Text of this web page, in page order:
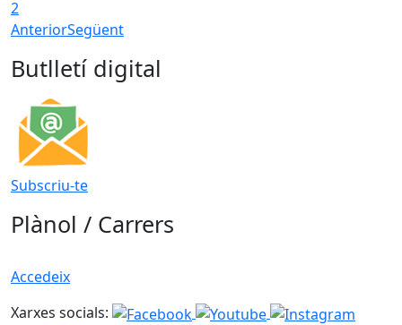
2
AnteriorSegüent
Butlletí digital
Subscriu-te
Plànol / Carrers
Accedeix
Xarxes socials: